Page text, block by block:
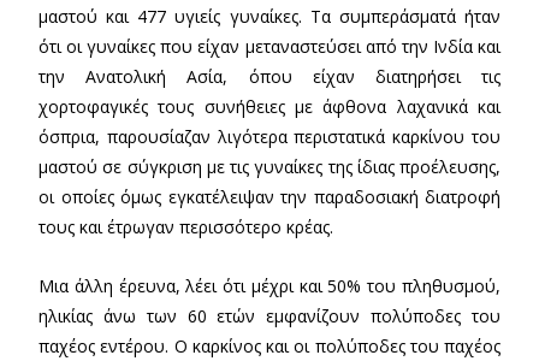
μαστού και 477 υγιείς γυναίκες. Τα συμπεράσματά ήταν
ότι οι γυναίκες που είχαν μεταναστεύσει από την Ινδία και
την Ανατολική Ασία, όπου είχαν διατηρήσει τις
χορτοφαγικές τους συνήθειες με άφθονα λαχανικά και
όσπρια, παρουσίαζαν λιγότερα περιστατικά καρκίνου του
μαστού σε σύγκριση με τις γυναίκες της ίδιας προέλευσης,
οι οποίες όμως εγκατέλειψαν την παραδοσιακή διατροφή
τους και έτρωγαν περισσότερο κρέας.
Μια άλλη έρευνα, λέει ότι μέχρι και 50% του πληθυσμού,
ηλικίας άνω των 60 ετών εμφανίζουν πολύποδες του
παχέος εντέρου. Ο καρκίνος και οι πολύποδες του παχέος